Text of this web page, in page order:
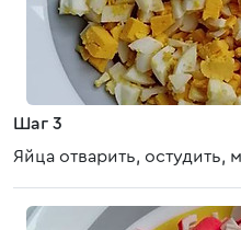
Шаг 3
Яйца отварить, остудить,